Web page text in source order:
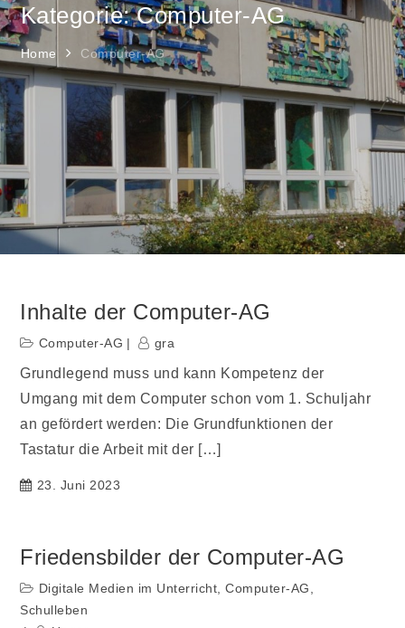
Kategorie: Computer-AG
Home Computer-AG
Inhalte der Computer-AG
Computer-AG gra
Grundlegend muss und kann Kompetenz der
Umgang mit dem Computer schon vom 1. Schuljahr
an gefördert werden: Die Grundfunktionen der
Tastatur die Arbeit mit der […]
23. Juni 2023
Friedensbilder der Computer-AG
Digitale Medien im Unterricht ,Computer-AG
Schulleben